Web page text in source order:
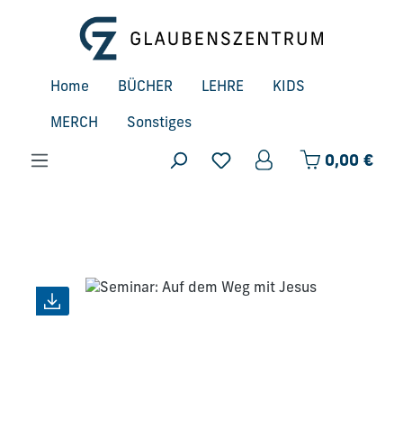
Zum Hauptinhalt springen
Home BÜCHER LEHRE KIDS
MERCH Sonstiges
0,00 €